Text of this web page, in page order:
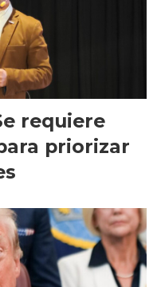
requiere
priorizar